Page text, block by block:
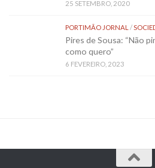
25 SETEMBRO, 2020
PORTIMÃO JORNAL /
Pires de Sousa: “Não
como quero”
6 FEVEREIRO, 2023